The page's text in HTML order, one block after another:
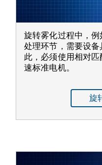
旋转雾化过程中，
处理环节，需要设
此，必须使用相对
速标准电机。
旋